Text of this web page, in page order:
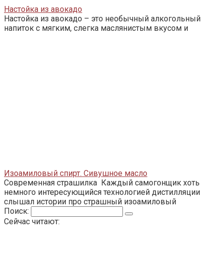
Настойка из авокадо
Настойка из авокадо – это необычный алкогольный
напиток с мягким, слегка маслянистым вкусом и
Изоамиловый спирт. Сивушное масло
Современная страшилка Каждый самогонщик хоть
немного интересующийся технологией дистилляции
слышал истории про страшный изоамиловый
Поиск:
Сейчас читают: